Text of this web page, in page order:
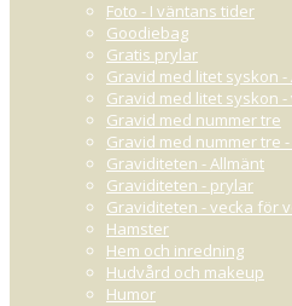
Foto - I väntans tider
Goodiebag
Gratis prylar
Gravid med litet syskon -
Gravid med litet syskon
Gravid med nummer tre
Gravid med nummer tre
Graviditeten - Allmänt
Graviditeten - prylar
Graviditeten - vecka för
Hamster
Hem och inredning
Hudvård och makeup
Humor